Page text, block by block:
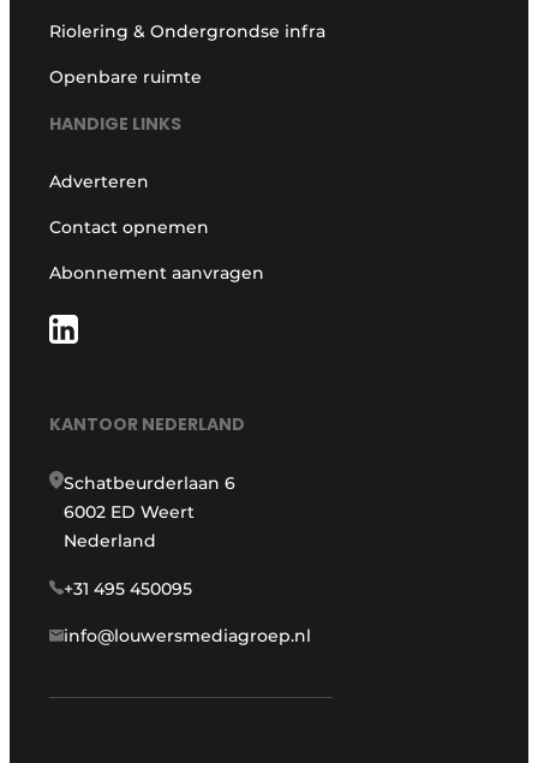
Riolering & Ondergrondse infra
Openbare ruimte
HANDIGE LINKS
Adverteren
Contact opnemen
Abonnement aanvragen
KANTOOR NEDERLAND
Schatbeurderlaan 6
6002 ED Weert
Nederland
+31 495 450095
info@louwersmediagroep.nl